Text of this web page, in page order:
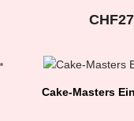
CHF
Cake-Masters